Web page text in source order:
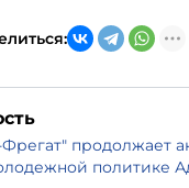
продолжает
политике